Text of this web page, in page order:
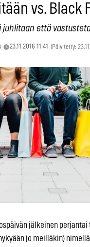
vs. Black
juhlitaan että
23.11.2016 11:41 (Päivitetty:
jälkeinen perjantai
jo meilläkin)